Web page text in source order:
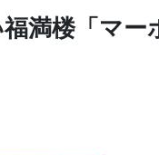
満楼「マー